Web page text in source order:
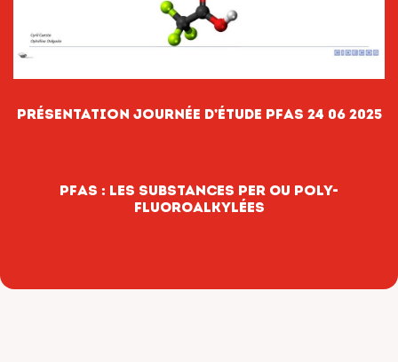
Présentation journée d’étude PFAS 24 06 2025
PFAS : LES SUBSTANCES PER OU PoLY-
FLUOROALKYLÉES